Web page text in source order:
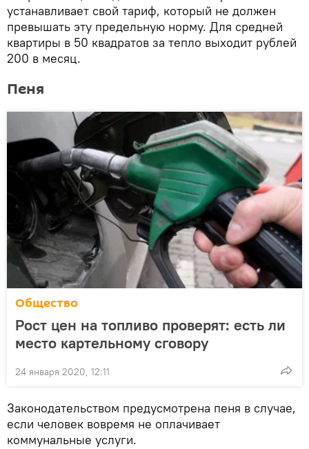
устанавливает свой тариф, который не должен
превышать эту предельную норму. Для средней
квартиры в 50 квадратов за тепло выходит рублей
200 в месяц.
Пеня
Общество
Рост цен на топливо проверят: есть ли
место картельному сговору
24 января 2020, 12:11
Законодательством предусмотрена пеня в случае,
если человек вовремя не оплачивает
коммунальные услуги.